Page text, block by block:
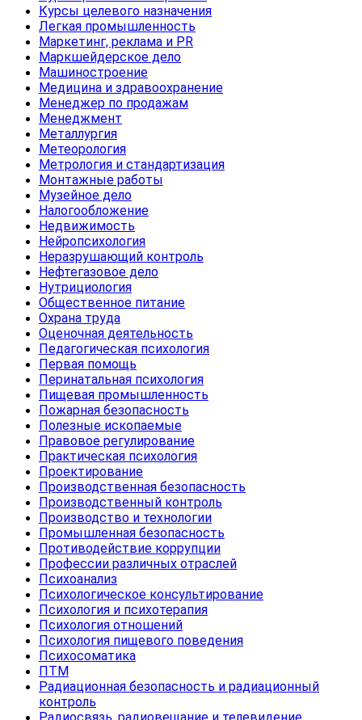
Курсы целевого назначения
Легкая промышленность
Маркетинг, реклама и PR
Маркшейдерское дело
Машиностроение
Медицина и здравоохранение
Менеджер по продажам
Менеджмент
Металлургия
Метеорология
Метрология и стандартизация
Монтажные работы
Музейное дело
Налогообложение
Недвижимость
Нейропсихология
Неразрушающий контроль
Нефтегазовое дело
Нутрициология
Общественное питание
Охрана труда
Оценочная деятельность
Педагогическая психология
Первая помощь
Перинатальная психология
Пищевая промышленность
Пожарная безопасность
Полезные ископаемые
Правовое регулирование
Практическая психология
Проектирование
Производственная безопасность
Производственный контроль
Производство и технологии
Промышленная безопасность
Противодействие коррупции
Профессии различных отраслей
Психоанализ
Психологическое консультирование
Психология и психотерапия
Психология отношений
Психология пищевого поведения
Психосоматика
ПТМ
Радиационная безопасность и радиационный
контроль